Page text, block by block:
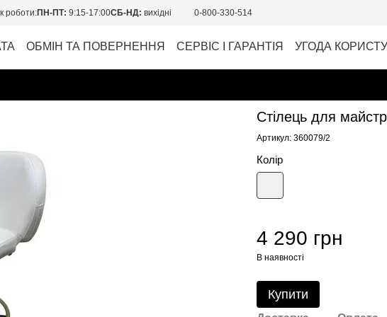
роботи:ПН-ПТ: 9:15-17:00СБ-НД: вихідні 0-800-330-514
ОБМІН ТА ПОВЕРНЕННЯ СЕРВІС І ГАРАНТІЯ УГОДА
Стілець для
Артикул: 360079/2
Колір
4 290 грн
В наявності
Купити